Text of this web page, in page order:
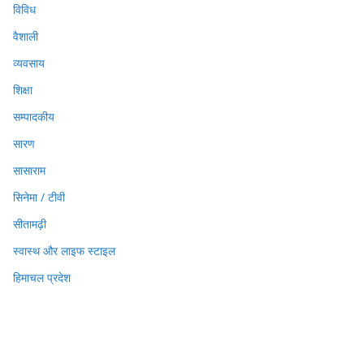
विविध
वैशाली
व्यवसाय
शिक्षा
सम्पादकीय
सारण
सासाराम
सिनेमा / टीवी
सीतामढ़ी
स्वास्थ और लाइफ स्टाइल
हिमाचल प्रदेश